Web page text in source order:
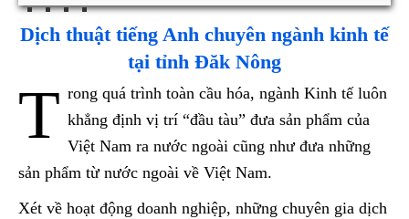
Dịch thuật tiếng Anh chuyên ngành kinh tế
tại tỉnh Đăk Nông
T rong quá trình toàn cầu hóa, ngành Kinh tế luôn
khẳng định vị trí “đầu tàu” đưa sản phẩm của
Việt Nam ra nước ngoài cũng như đưa những
sản phẩm từ nước ngoài về Việt Nam.
Xét về hoạt động doanh nghiệp, những chuyên gia dịch